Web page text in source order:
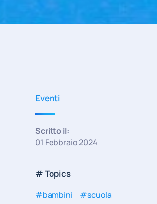
Eventi
Scritto il:
01 Febbraio 2024
# Topics
#bambini
#scuola